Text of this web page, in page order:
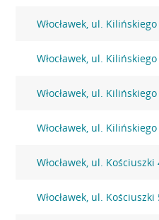
Włocławek, ul.
Włocławek, ul.
Włocławek, ul.
Włocławek, ul.
Włocławek, ul. Kościuszki
Włocławek, ul. Kościuszki